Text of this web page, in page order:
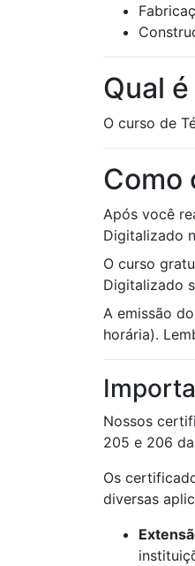
Qual
O curso de
Como
Após você
Digitalizado
O curso
Digitalizado
A emissão
horária).
Nossos
205 e 206
Os
diversas